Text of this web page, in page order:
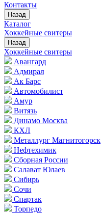
Контакты
Назад
Каталог
Хоккейные свитеры
Назад
Хоккейные свитеры
Авангард
Адмирал
Ак Барс
Автомобилист
Амур
Витязь
Динамо Москва
КХЛ
Металлург Магнитогорск
Нефтехимик
Сборная России
Салават Юлаев
Сибирь
Сочи
Спартак
Торпедо